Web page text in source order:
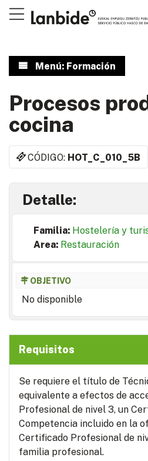
Menú: Formación
Procesos
cocina
CÓDIGO: HOT_C_010_5B
Detalle:
Familia: Hostelería y
Area: Restauración
OBJETIVO
No disponible
Requisitos
Se requiere el título de
equivalente a efectos de
Profesional de nivel 3, un
Competencia incluido en la
Certificado Profesional de
familia profesional.